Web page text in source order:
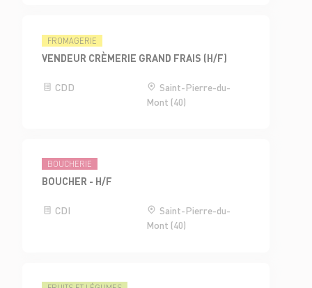
FROMAGERIE
VENDEUR CRÈMERIE GRAND FRAIS (H/F)
CDD
Saint-Pierre-du-
Mont (40)
BOUCHERIE
BOUCHER - H/F
CDI
Saint-Pierre-du-
Mont (40)